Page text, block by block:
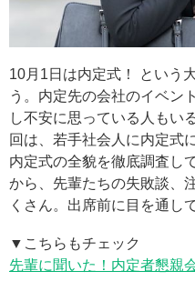
10月1日は内定式！ という
う。内定先の会社のイベン
し不安に思っている人もい
回は、若手社会人に内定式
内定式の全貌を徹底調査し
から、先輩たちの失敗談、
くさん。出席前に目を通し
▼こちらもチェック
先輩に聞いた！内定者懇親